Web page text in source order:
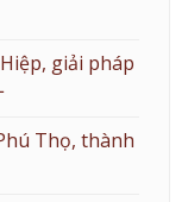
giải pháp
Thọ, thành